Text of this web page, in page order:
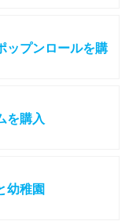
プンロールを購
を購入
幼稚園